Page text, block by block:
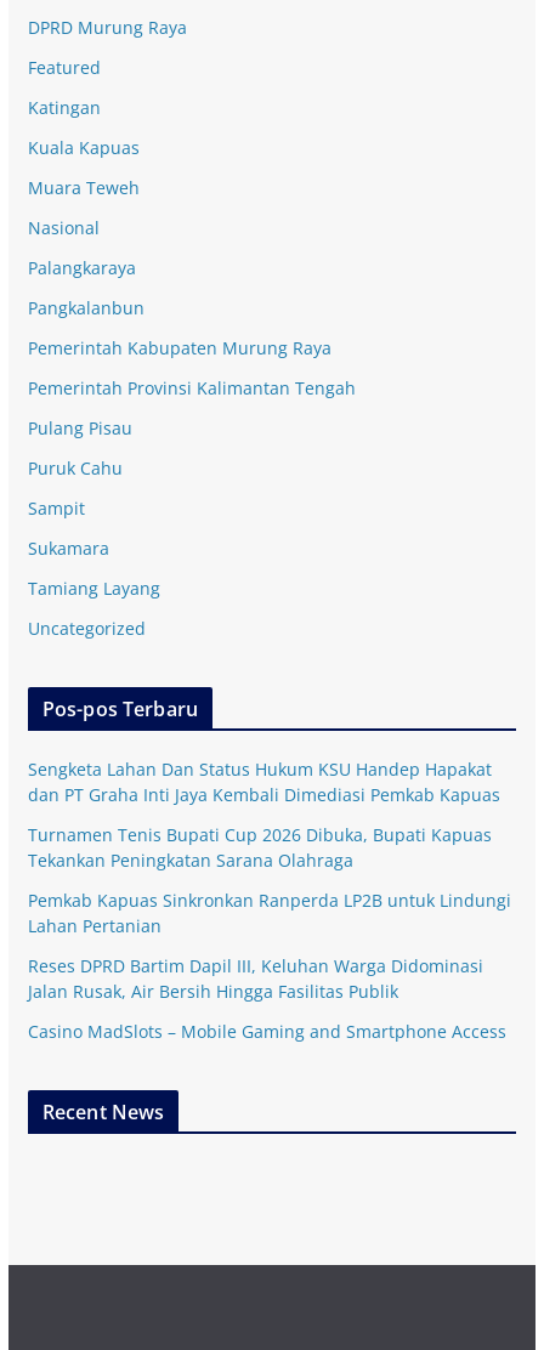
DPRD Murung Raya
Featured
Katingan
Kuala Kapuas
Muara Teweh
Nasional
Palangkaraya
Pangkalanbun
Pemerintah Kabupaten Murung Raya
Pemerintah Provinsi Kalimantan Tengah
Pulang Pisau
Puruk Cahu
Sampit
Sukamara
Tamiang Layang
Uncategorized
Pos-pos Terbaru
Sengketa Lahan Dan Status Hukum KSU Handep Hapakat
dan PT Graha Inti Jaya Kembali Dimediasi Pemkab Kapuas
Turnamen Tenis Bupati Cup 2026 Dibuka, Bupati Kapuas
Tekankan Peningkatan Sarana Olahraga
Pemkab Kapuas Sinkronkan Ranperda LP2B untuk Lindungi
Lahan Pertanian
Reses DPRD Bartim Dapil III, Keluhan Warga Didominasi
Jalan Rusak, Air Bersih Hingga Fasilitas Publik
Casino MadSlots – Mobile Gaming and Smartphone Access
Recent News